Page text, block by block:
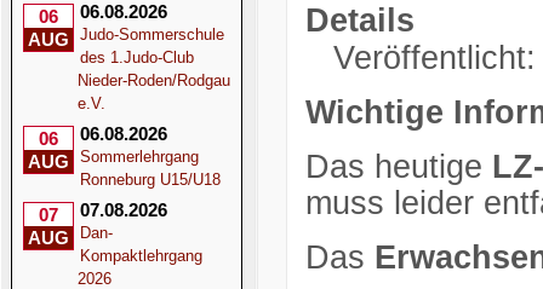
06
AUG
06.08.2026
Judo-Sommerschule
des 1.Judo-Club
Nieder-Roden/Rodgau
e.V.
06
AUG
06.08.2026
Sommerlehrgang
Ronneburg U15/U18
07
AUG
07.08.2026
Dan-
Kompaktlehrgang
2026
Details
Wichtige
Das heutige
muss leider
Das